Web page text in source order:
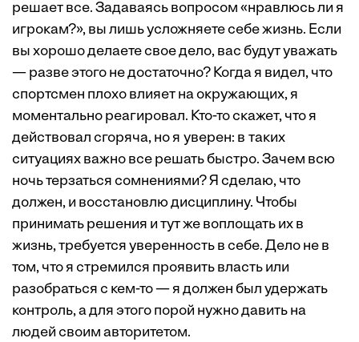
решает все. Задаваясь вопросом «нравлюсь ли я
игрокам?», вы лишь усложняете себе жизнь. Если
вы хорошо делаете свое дело, вас будут уважать
— разве этого не достаточно? Когда я видел, что
спортсмен плохо влияет на окружающих, я
моментально реагировал. Кто-то скажет, что я
действовал сгоряча, но я уверен: в таких
ситуациях важно все решать быстро. Зачем всю
ночь терзаться сомнениями? Я сделаю, что
должен, и восстановлю дисциплину. Чтобы
принимать решения и тут же воплощать их в
жизнь, требуется уверенность в себе. Дело не в
том, что я стремился проявить власть или
разобраться с кем-то — я должен был удержать
контроль, а для этого порой нужно давить на
людей своим авторитетом.